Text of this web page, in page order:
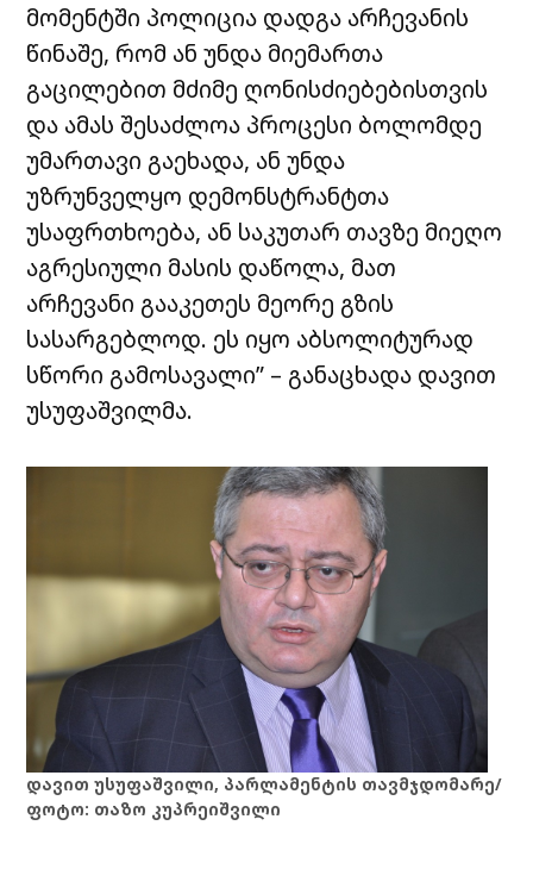
მომენტში პოლიცია დადგა არჩევანის
წინაშე, რომ ან უნდა მიემართა
გაცილებით მძიმე ღონისძიებებისთვის
და ამას შესაძლოა პროცესი ბოლომდე
უმართავი გაეხადა, ან უნდა
უზრუნველყო დემონსტრანტთა
უსაფრთხოება, ან საკუთარ თავზე მიეღო
აგრესიული მასის დაწოლა, მათ
არჩევანი გააკეთეს მეორე გზის
სასარგებლოდ. ეს იყო აბსოლიტურად
სწორი გამოსავალი” – განაცხადა დავით
უსუფაშვილმა.
დავით უსუფაშვილი, პარლამენტის თავმჯდომარე/
ფოტო: თაზო კუპრეიშვილი